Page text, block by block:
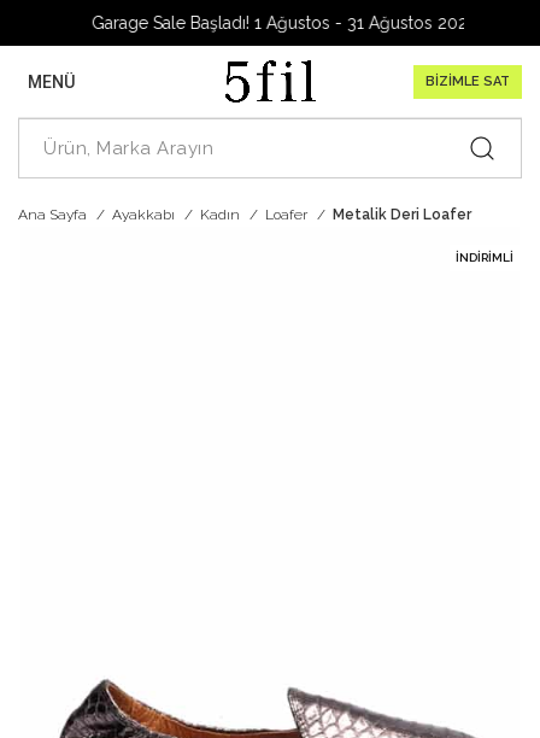
Garage Sale Başladı! 1 Ağustos - 31 Ağustos 2026
MENÜ BİZİMLE SAT
Ana Sayfa Ayakkabı Kadın Loafer Metalik Deri Loafer
İNDIRIMLI